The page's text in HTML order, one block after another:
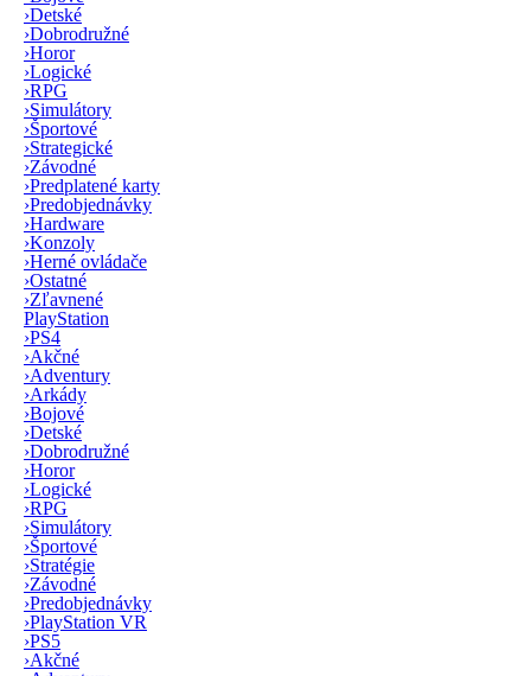
›Detské
›Dobrodružné
›Horor
›Logické
›RPG
›Simulátory
›Športové
›Strategické
›Závodné
›Predplatené karty
›Predobjednávky
›Hardware
›Konzoly
›Herné ovládače
›Ostatné
›Zľavnené
PlayStation
›PS4
›Akčné
›Adventury
›Arkády
›Bojové
›Detské
›Dobrodružné
›Horor
›Logické
›RPG
›Simulátory
›Športové
›Stratégie
›Závodné
›Predobjednávky
›PlayStation VR
›PS5
›Akčné